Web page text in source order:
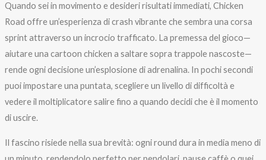
Quando sei in movimento e desideri risultati immediati, Chicken
Road offre un’esperienza di crash vibrante che sembra una corsa
sprint attraverso un incrocio trafficato. La premessa del gioco—
aiutare una cartoon chicken a saltare sopra trappole nascoste—
rende ogni decisione un’esplosione di adrenalina. In pochi secondi
puoi impostare una puntata, scegliere un livello di difficoltà e
vedere il moltiplicatore salire fino a quando decidi che è il momento
di uscire.
Il fascino risiede nella sua brevità: ogni round dura in media meno di